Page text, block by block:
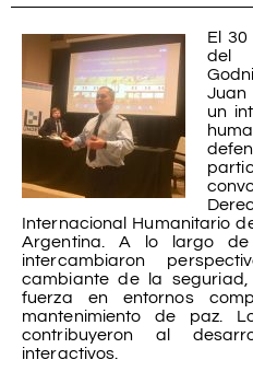
El
del
Juan
un
Internacional Humanitario
Argentina. A lo largo
intercambiaron
cambiante de la
fuerza en entornos
mantenimiento de paz.
contribuyeron al
interactivos.